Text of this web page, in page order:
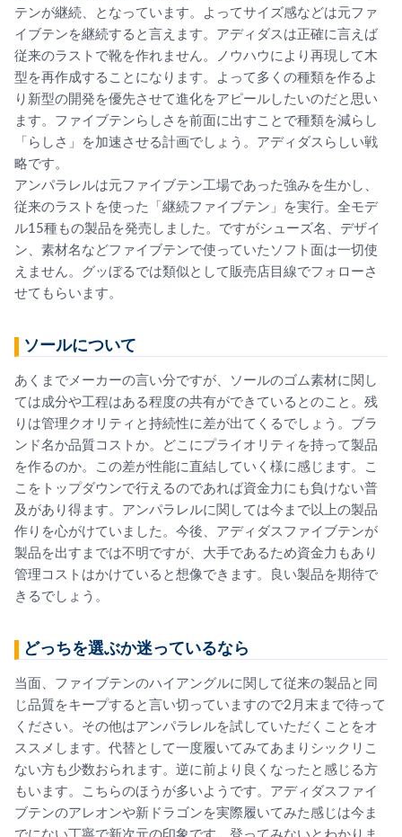
テンが継続、となっています。よってサイズ感などは元ファ
イブテンを継続すると言えます。アディダスは正確に言えば
従来のラストで靴を作れません。ノウハウにより再現して木
型を再作成することになります。よって多くの種類を作るよ
り新型の開発を優先させて進化をアピールしたいのだと思い
ます。ファイブテンらしさを前面に出すことで種類を減らし
「らしさ」を加速させる計画でしょう。アディダスらしい戦
略です。
アンパラレルは元ファイブテン工場であった強みを生かし、
従来のラストを使った「継続ファイブテン」を実行。全モデ
ル15種もの製品を発売しました。ですがシューズ名、デザイ
ン、素材名などファイブテンで使っていたソフト面は一切使
えません。グッぼるでは類似として販売店目線でフォローさ
せてもらいます。
ソールについて
あくまでメーカーの言い分ですが、ソールのゴム素材に関し
ては成分や工程はある程度の共有ができているとのこと。残
りは管理クオリティと持続性に差が出てくるでしょう。ブラ
ンド名か品質コストか。どこにプライオリティを持って製品
を作るのか。この差が性能に直結していく様に感じます。こ
こをトップダウンで行えるのであれば資金力にも負けない普
及があり得ます。アンパラレルに関しては今まで以上の製品
作りを心がけていました。今後、アディダスファイブテンが
製品を出すまでは不明ですが、大手であるため資金力もあり
管理コストはかけていると想像できます。良い製品を期待で
きるでしょう。
どっちを選ぶか迷っているなら
当面、ファイブテンのハイアングルに関して従来の製品と同
じ品質をキープすると言い切っていますので2月末まで待って
ください。その他はアンパラレルを試していただくことをオ
ススメします。代替として一度履いてみてあまりシックリこ
ない方も少数おられます。逆に前より良くなったと感じる方
もいます。こちらのほうが多いようです。アディダスファイ
ブテンのアレオンや新ドラゴンを実際履いてみた感じは今ま